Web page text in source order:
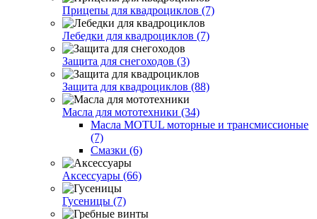
Прицепы для квадроциклов (7)
Лебедки для квадроциклов (7)
Защита для снегоходов (3)
Защита для квадроциклов (88)
Масла для мототехники (34)
Масла MOTUL моторные и трансмиссионые
(7)
Смазки (6)
Аксессуары (66)
Гусеницы (7)